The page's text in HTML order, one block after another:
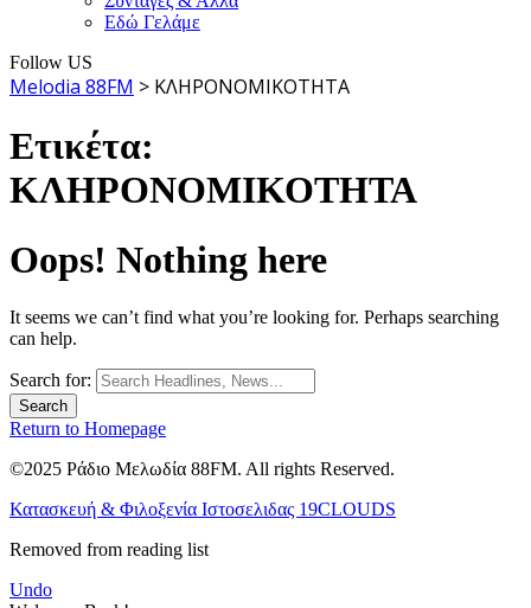
Εδώ Γελάμε
Follow US
Melodia 88FM > ΚΛΗΡΟΝΟΜΙΚΟΤΗΤΑ
Ετικέτα:
ΚΛΗΡΟΝΟΜΙΚΟΤΗΤΑ
Oops! Nothing here
It seems we can’t find what you’re looking for. Perhaps searching
can help.
Search for:
Return to Homepage
©2025 Ράδιο Μελωδία 88FM. All rights Reserved.
Κατασκευή & Φιλοξενία Ιστοσελιδας 19CLOUDS
Removed from reading list
Undo